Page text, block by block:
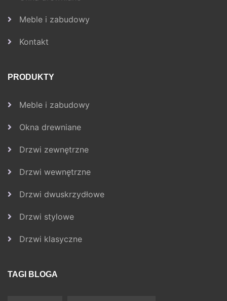
Meble i zabudowy
Kontakt
PRODUKTY
Meble i zabudowy
Okna drewniane
Drzwi zewnętrzne
Drzwi wewnętrzne
Drzwi dwuskrzydłowe
Drzwi stylowe
Drzwi klasyczne
TAGI BLOGA